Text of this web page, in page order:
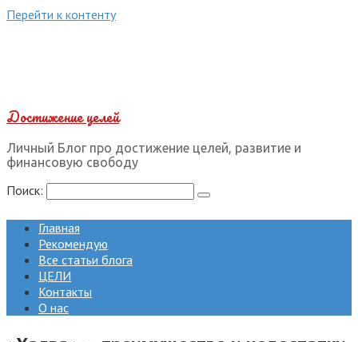
Перейти к контенту
Достижение целей
Личный Блог про достижение целей, развитие и
финансовую свободу
Поиск:
Главная
Рекомендую
Все статьи блога
ЦЕЛИ
Контакты
О нас